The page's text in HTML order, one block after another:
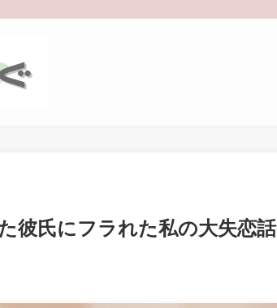
彼氏にフラれた私の大失恋話